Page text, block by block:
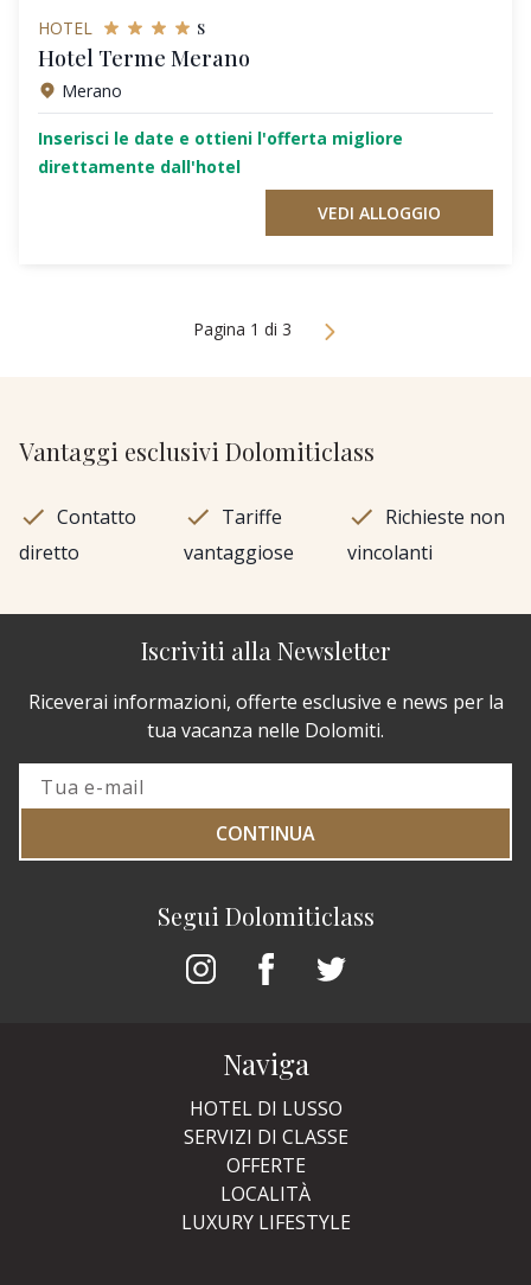
HOTEL s
Hotel Terme Merano
Merano
Inserisci le date e ottieni l'offerta migliore
direttamente dall'hotel
VEDI ALLOGGIO
Pagina 1 di 3
Vantaggi esclusivi Dolomiticlass
Contatto
diretto
Tariffe
vantaggiose
Richieste non
vincolanti
Segui Dolomiticlass
Iscriviti alla Newsletter
Riceverai informazioni, offerte esclusive e news per la
tua vacanza nelle Dolomiti.
CONTINUA
Naviga
HOTEL DI LUSSO
SERVIZI DI CLASSE
OFFERTE
LOCALITÀ
LUXURY LIFESTYLE